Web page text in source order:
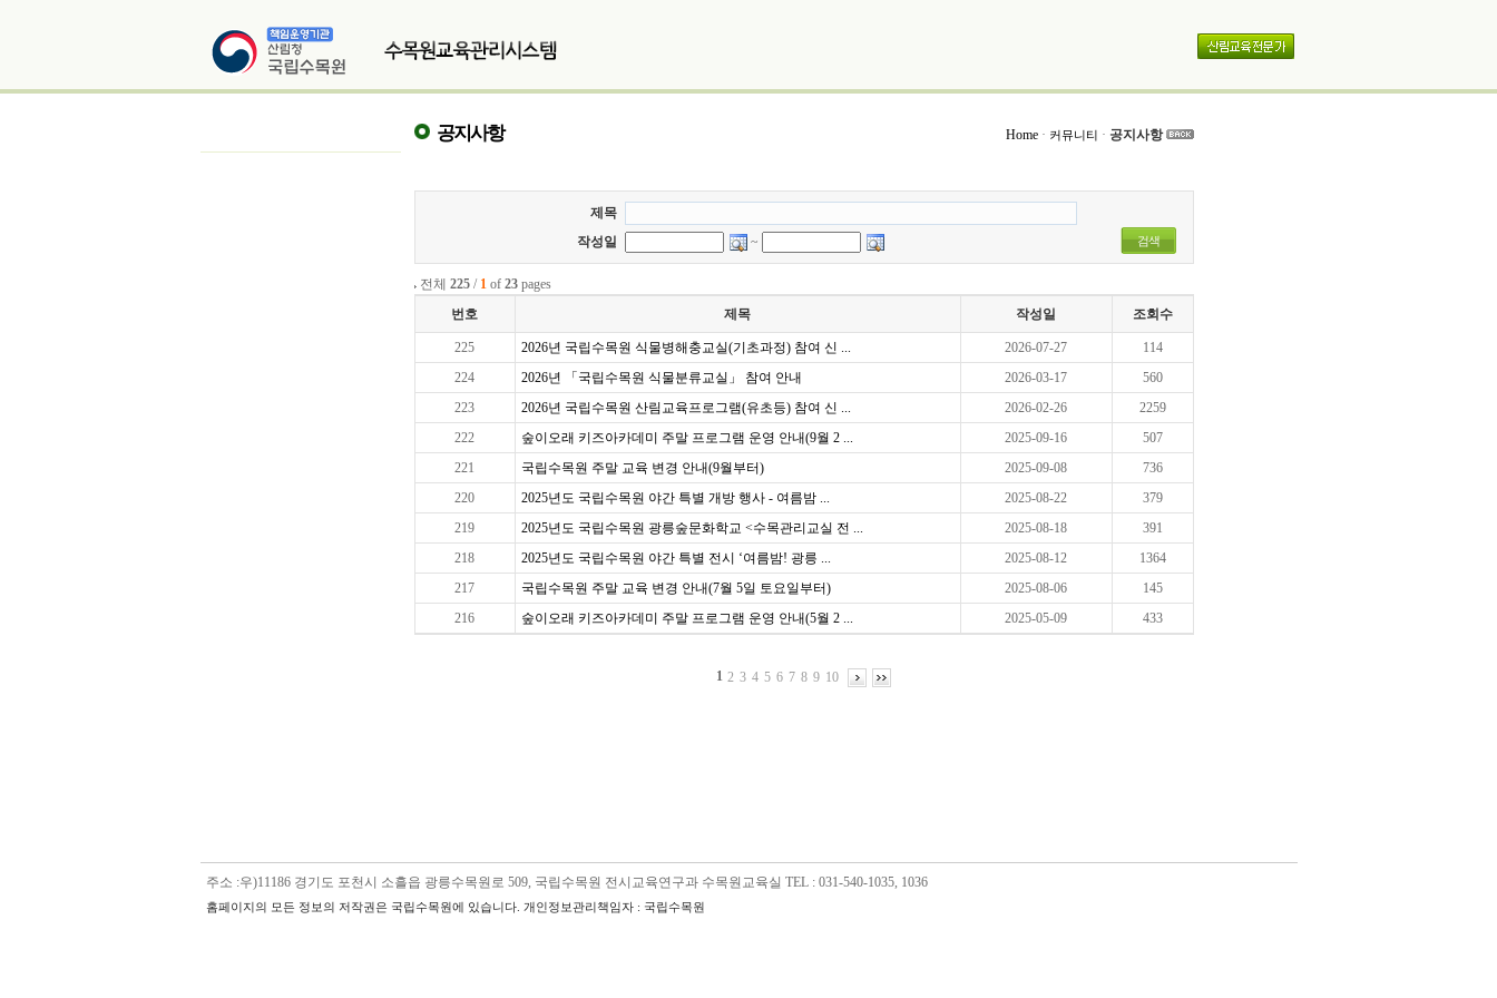
Home· 커뮤니티 · 공지사항
공지사항
제목
작성일
~ 검색
전체 225/ 1of 23pages
번호
제목 작성일 조회수
225 2026년 국립수목원 식물병해충교실(기초과정) 참여 신 ... 2026-07-27
114
224
2026년 「국립수목원 식물분류교실」 참여 안내 2026-03-17
560
223
2026년 국립수목원 산림교육프로그램(유초등) 참여 신 ... 2026-02-26
2259
222
숲이오래 키즈아카데미 주말 프로그램 운영 안내(9월 2 ... 2025-09-16
507
221
국립수목원 주말 교육 변경 안내(9월부터) 2025-09-08
736
220
2025년도 국립수목원 야간 특별 개방 행사 - 여름밤 ... 2025-08-22
379
219
2025년도 국립수목원 광릉숲문화학교 <수목관리교실 전 ... 2025-08-18
391
218
2025년도 국립수목원 야간 특별 전시 ‘여름밤! 광릉 ... 2025-08-12
1364
217
국립수목원 주말 교육 변경 안내(7월 5일 토요일부터) 2025-08-06
145
216
숲이오래 키즈아카데미 주말 프로그램 운영 안내(5월 2 ... 2025-05-09 433
1 2 3 4 5 6 7 8 9 10
주소 :우)11186 경기도 포천시 소흘읍 광릉수목원로 509, 국립수목원 전시교육연구과 수목원교육실 TEL : 031-540-1035, 1036
홈페이지의 모든 정보의 저작권은 국립수목원에 있습니다. 개인정보관리책임자 : 국립수목원